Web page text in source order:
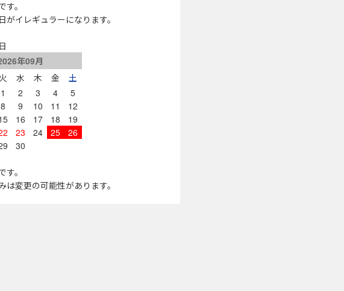
す。
がイレギュラーになります。
年09月
火 水 木 金
土
1
2 3 4
5
8 9 10 11
12
16 17 18
19
23 24 25
26
30
す。
は変更の可能性があります。